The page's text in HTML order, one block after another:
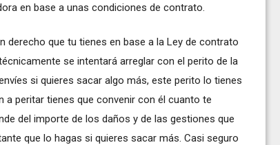
en base a unas condiciones de contrato.
derecho que tu tienes en base a la Ley de contrato
se intentará arreglar con el perito de la
si quieres sacar algo más, este perito lo tienes
a peritar tienes que convenir con él cuanto te
del importe de los daños y de las gestiones que
que lo hagas si quieres sacar más. Casi seguro